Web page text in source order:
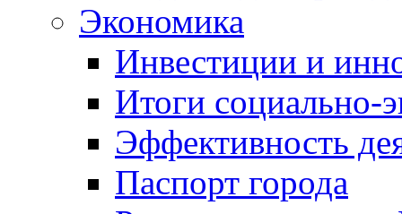
Экономика
Инвестиции и
Итоги социально-
Эффективность
Паспорт города